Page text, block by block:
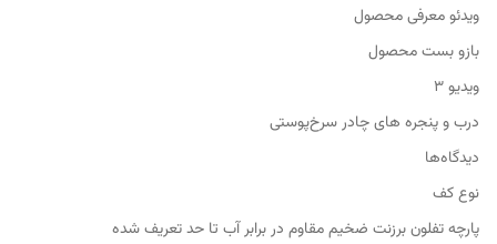
ویدئو معرفی محصول
بازو بست محصول
ویدیو ۳
درب و پنجره های چادر سرخ‌پوستی
دیدگاه‌ها
نوع کف
پارچه تفلون برزنت ضخیم مقاوم در برابر آب تا حد تعریف شده